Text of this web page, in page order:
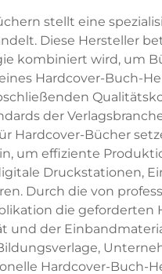
stellt eine
Diese Hersteller
kombiniert wird, um
Hardcover-Buch-
der
Hardcover-Bücher
um effiziente
Druckstationen,
Durch die von
die
und der
Hardcover-